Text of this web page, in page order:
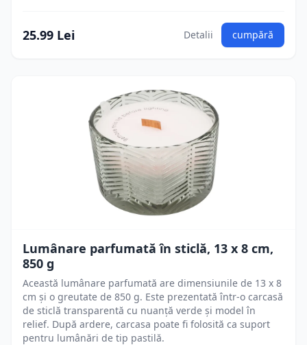
25.99 Lei Detalii cumpără
Lumânare parfumată în sticlă, 13 x 8 cm,
850 g
Această lumânare parfumată are dimensiunile de 13 x 8
cm și o greutate de 850 g. Este prezentată într-o carcasă
de sticlă transparentă cu nuanță verde și model în
relief. După ardere, carcasa poate fi folosită ca suport
pentru lumânări de tip pastilă.